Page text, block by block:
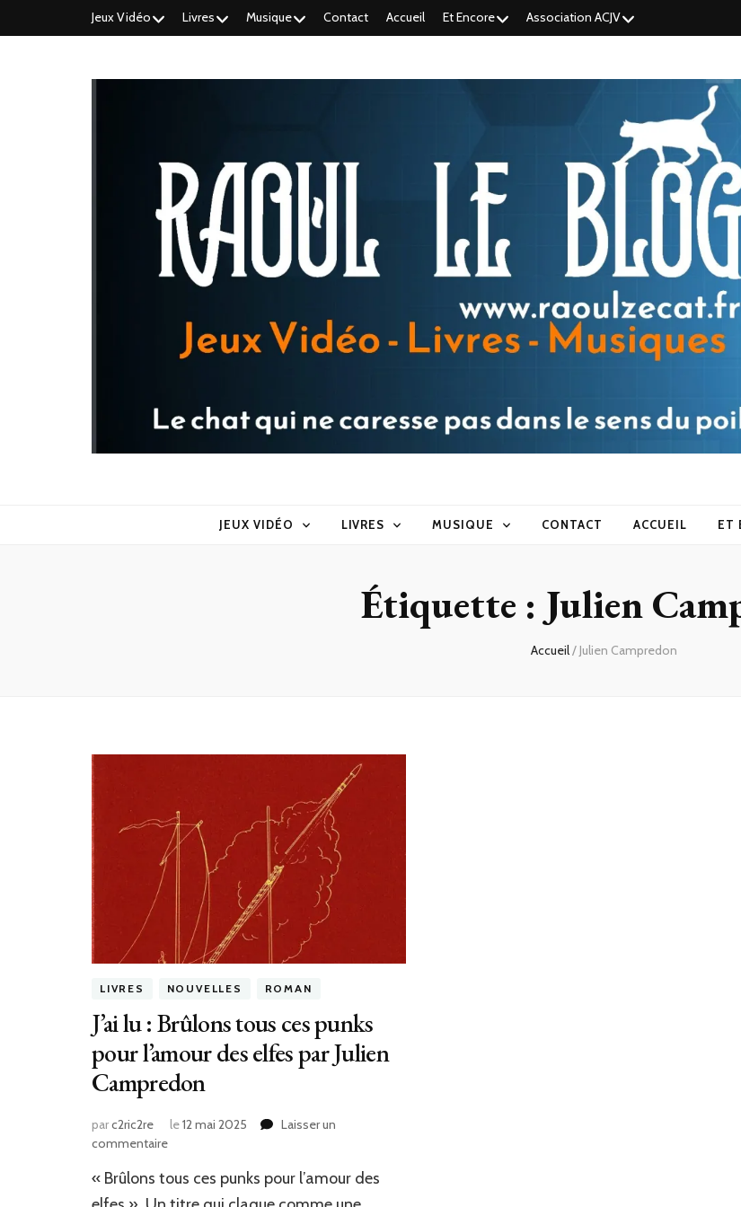
Jeux Vidéo Livres Musique Contact Accueil Et Encore Association ACJV
Raoul le blog
JEUX VIDÉO LIVRES MUSIQUE CONTACT ACCUEIL ET
Étiquette : Julien
Accueil/Julien Campredon
LIVRES NOUVELLES ROMAN
J’ai lu : Brûlons tous ces punks
pour l’amour des elfes par Julien
Campredon
parc2ric2re le12 mai 2025
Laisser un
commentairesur
lu
« Brûlons tous ces punks pour l’amour des